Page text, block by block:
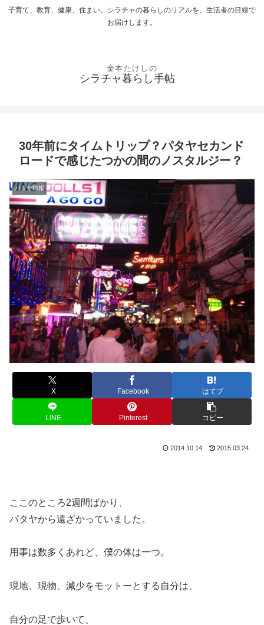
子育て、教育、健康、住まい。シラチャの暮らしのリアルを、生活者の目線で
お届けします。
シラチャ暮らし手帖
30年前にタイムトリップ？パタヤセカンド
ロードで感じたつかの間のノスタルジー？
パタヤ情報
X Facebook はてブ
LINE Pinterest コピー
2014.10.14 2015.03.24
ここのところ2週間ばかり、
パタヤから遠ざかっていました。
用事は数多くあれど、僕の体は一つ。
現地、現物、減少をモットーとする自分は、
自分の足で歩いて、